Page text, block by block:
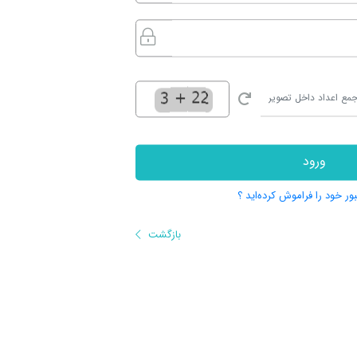
ورود
خود را فراموش کرده‌اید ؟
بازگشت